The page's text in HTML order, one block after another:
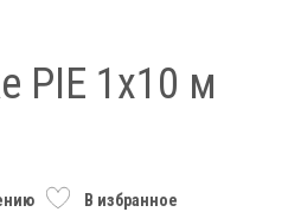
PIE 1х10 м
В избранное